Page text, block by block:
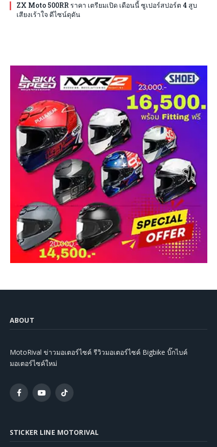
ZX Moto 500RR ราคา เตรียมเปิด เดือนนี้ ซูเปอร์สปอร์ต 4 สูบ
เสียงเร้าใจ ดีไซน์ดุดัน
ABOUT
MotoRival ข่าวมอเตอร์ไซค์ รีวิวมอเตอร์ไซค์ Bigbike บิ๊กไบค์
มอเตอร์ไซค์ใหม่
FacebookYouTubeTikTok
STICKER LINE MOTORIVAL